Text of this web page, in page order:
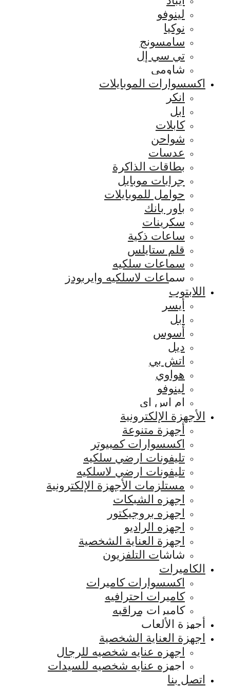
لينوفو
نوكيا
سامسونج
تي سي إل
شاومي
اكسسوارات الموبايلات
انكر
ابل
كابلات
شواحن
عدسات
بطاقات الذاكرة
جرابات موبايل
حوامل للموبايلات
باور بانك
سكرينات
ساعات ذكية
قلم ستايلس
سماعات سلكيه
سماعات لاسلكيه وايربودز
اللابتوب
أيسر
ابل
أسوس
ديل
اتش بي
هواوي
لينوفو
ام اس اي
الأجهزة الإلكترونية
أجهزة متنوعة
اكسسوارات كمبيوتر
تليفونات ارضي سلكيه
تليفونات ارضي لاسلكيه
مستلزمات الأجهزة الإلكترونية
اجهزه الشبكات
اجهزه بروجيكتور
اجهزه الراديو
اجهزة العناية الشخصية
شاشات التلفزيون
الكاميرات
اكسسوارات كاميرات
كاميرات احترافيه
كاميرات مراقبه
أجهزة الألعاب
اجهزة العناية الشخصية
اجهزه عنايه شخصيه للرجال
اجهزه عنايه شخصيه للسيدات
اتصل بنا